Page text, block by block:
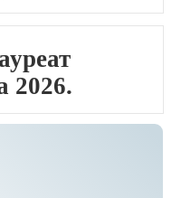
2026.